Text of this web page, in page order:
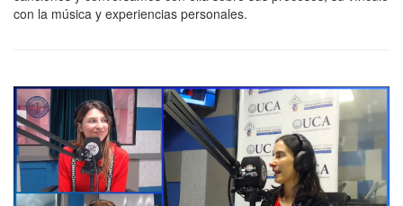
con la música y experiencias personales.